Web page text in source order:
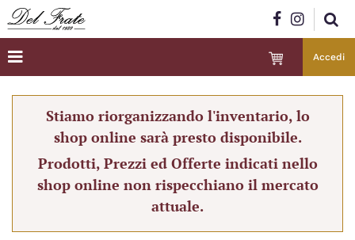
Accedi
Stiamo riorganizzando l'inventario, lo
shop online sarà presto disponibile.
Prodotti, Prezzi ed Offerte indicati nello
shop online non rispecchiano il mercato
attuale.